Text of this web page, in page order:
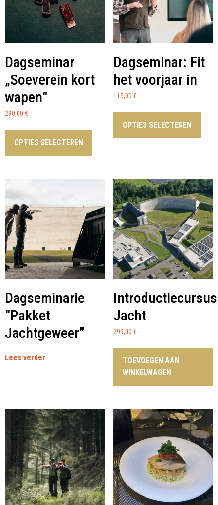
Dagseminar
„Soeverein kort
wapen“
290,00 €
OPTIES SELECTEREN
Dagseminar: Fit
het voorjaar in
115,00 €
OPTIES SELECTEREN
Dagseminarie
“Pakket
Jachtgeweer”
Lees verder
Introductiecursus
Jacht
299,00 €
TOEVOEGEN AAN
WINKELWAGEN